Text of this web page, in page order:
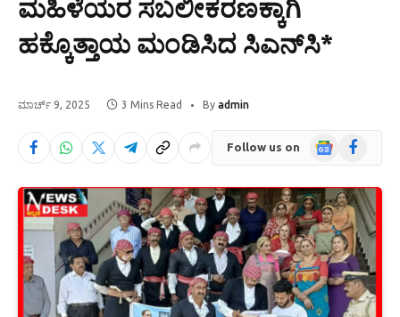
ಮಹಿಳೆಯರ ಸಬಲೀಕರಣಕ್ಕಾಗಿ
ಹಕ್ಕೊತ್ತಾಯ ಮಂಡಿಸಿದ ಸಿಎನ್‌ಸಿ*
ಮಾರ್ಚ್ 9, 2025 3 Mins Read By admin
Follow us on
GoogleFacebook